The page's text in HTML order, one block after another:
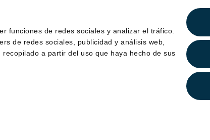
funciones de redes sociales y analizar el tráfico.
de redes sociales, publicidad y análisis web,
a partir del uso que haya hecho de sus